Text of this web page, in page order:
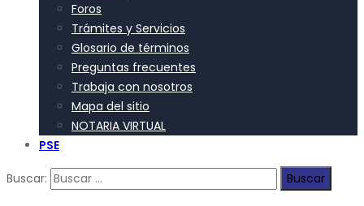
Foros
Trámites y Servicios
Glosario de términos
Preguntas frecuentes
Trabaja con nosotros
Mapa del sitio
NOTARIA VIRTUAL
PSE
Buscar: